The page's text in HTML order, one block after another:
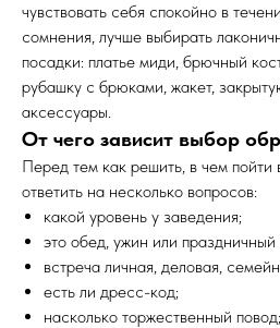
чувствовать себя спокойно в
сомнения, лучше выбирать
посадки: платье миди, брючный
рубашку с брюками, жакет,
аксессуары.
От чего зависит выбор
Перед тем как решить, в чем пойти
ответить на несколько вопросов:
какой уровень у заведения;
это обед, ужин или праздничный
встреча личная, деловая,
есть ли дресс-код;
насколько торжественный повод;